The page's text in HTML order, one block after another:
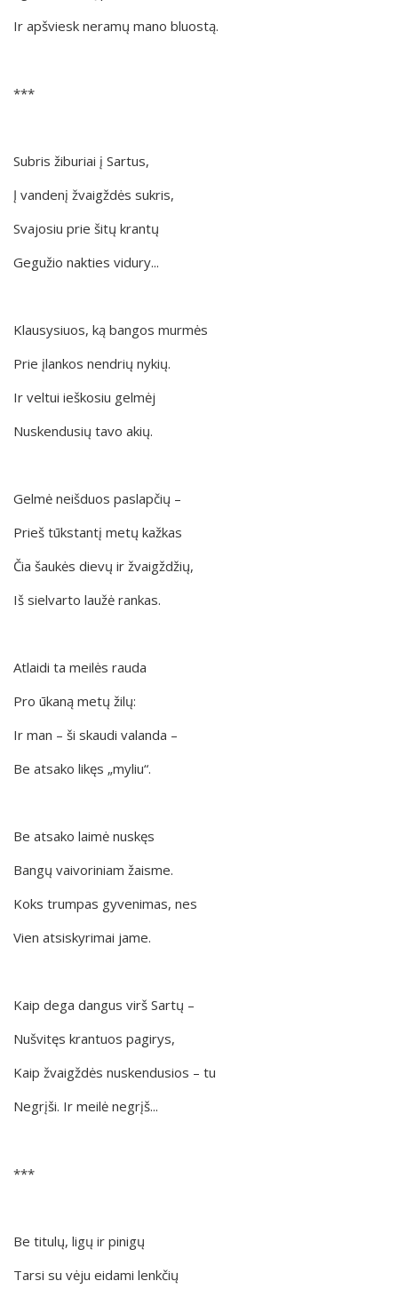
Ir apšviesk neramų mano bluostą.
***
Subris žiburiai į Sartus,
Į vandenį žvaigždės sukris,
Svajosiu prie šitų krantų
Gegužio nakties vidury...
Klausysiuos, ką bangos murmės
Prie įlankos nendrių nykių.
Ir veltui ieškosiu gelmėj
Nuskendusių tavo akių.
Gelmė neišduos paslapčių –
Prieš tūkstantį metų kažkas
Čia šaukės dievų ir žvaigždžių,
Iš sielvarto laužė rankas.
Atlaidi ta meilės rauda
Pro ūkaną metų žilų:
Ir man – ši skaudi valanda –
Be atsako likęs „myliu“.
Be atsako laimė nuskęs
Bangų vaivoriniam žaisme.
Koks trumpas gyvenimas, nes
Vien atsiskyrimai jame.
Kaip dega dangus virš Sartų –
Nušvitęs krantuos pagirys,
Kaip žvaigždės nuskendusios – tu
Negrįši. Ir meilė negrįš...
***
Be titulų, ligų ir pinigų
Tarsi su vėju eidami lenkčių